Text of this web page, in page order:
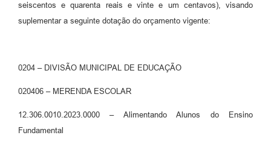
seiscentos e quarenta reais e vinte e um centavos), visando
suplementar a seguinte dotação do orçamento vigente:
0204 – DIVISÃO MUNICIPAL DE EDUCAÇÃO
020406 – MERENDA ESCOLAR
12.306.0010.2023.0000 – Alimentando Alunos do Ensino
Fundamental